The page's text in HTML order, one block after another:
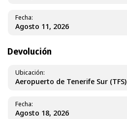
Fecha
Devolución
Aeropuerto de Tenerife Sur (TFS)
Ubicación
Fecha